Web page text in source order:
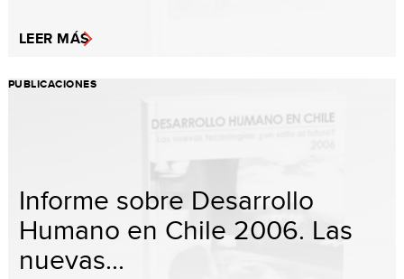
LEER MÁS
PUBLICACIONES
Informe sobre Desarrollo
Humano en Chile 2006. Las
nuevas...